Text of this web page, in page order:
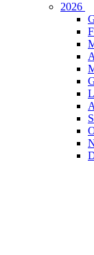
2026